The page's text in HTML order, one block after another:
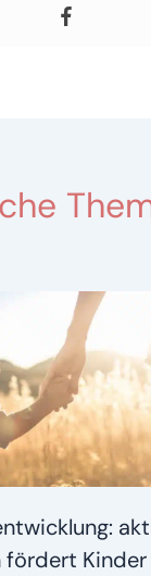
fördert Kinder